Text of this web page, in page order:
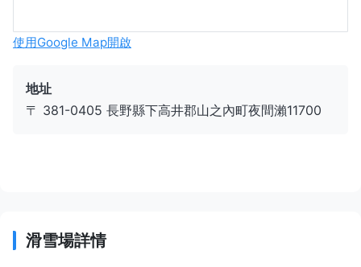
使用Google Map開啟
地址
〒 381-0405 長野縣下高井郡山之內町夜間瀨11700
滑雪場詳情